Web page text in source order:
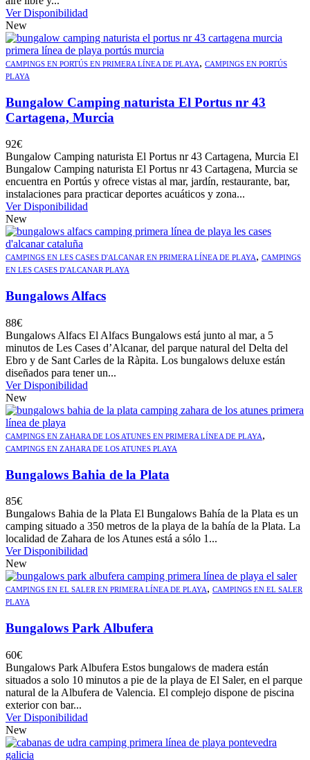
Ver Disponibilidad
New
CAMPINGS EN PORTÚS EN PRIMERA LÍNEA DE PLAYA, CAMPINGS EN PORTÚS
PLAYA
Bungalow Camping naturista El Portus nr 43
Cartagena, Murcia
92€
Bungalow Camping naturista El Portus nr 43 Cartagena, Murcia El
Bungalow Camping naturista El Portus nr 43 Cartagena, Murcia se
encuentra en Portús y ofrece vistas al mar, jardín, restaurante, bar,
instalaciones para practicar deportes acuáticos y zona...
Ver Disponibilidad
New
CAMPINGS EN LES CASES D'ALCANAR EN PRIMERA LÍNEA DE PLAYA, CAMPINGS
EN LES CASES D'ALCANAR PLAYA
Bungalows Alfacs
88€
Bungalows Alfacs El Alfacs Bungalows está junto al mar, a 5
minutos de Les Cases d’Alcanar, del parque natural del Delta del
Ebro y de Sant Carles de la Ràpita. Los bungalows deluxe están
diseñados para tener un...
Ver Disponibilidad
New
CAMPINGS EN ZAHARA DE LOS ATUNES EN PRIMERA LÍNEA DE PLAYA,
CAMPINGS EN ZAHARA DE LOS ATUNES PLAYA
Bungalows Bahia de la Plata
85€
Bungalows Bahia de la Plata El Bungalows Bahía de la Plata es un
camping situado a 350 metros de la playa de la bahía de la Plata. La
localidad de Zahara de los Atunes está a sólo 1...
Ver Disponibilidad
New
CAMPINGS EN EL SALER EN PRIMERA LÍNEA DE PLAYA, CAMPINGS EN EL SALER
PLAYA
Bungalows Park Albufera
60€
Bungalows Park Albufera Estos bungalows de madera están
situados a solo 10 minutos a pie de la playa de El Saler, en el parque
natural de la Albufera de Valencia. El complejo dispone de piscina
exterior con bar...
Ver Disponibilidad
New